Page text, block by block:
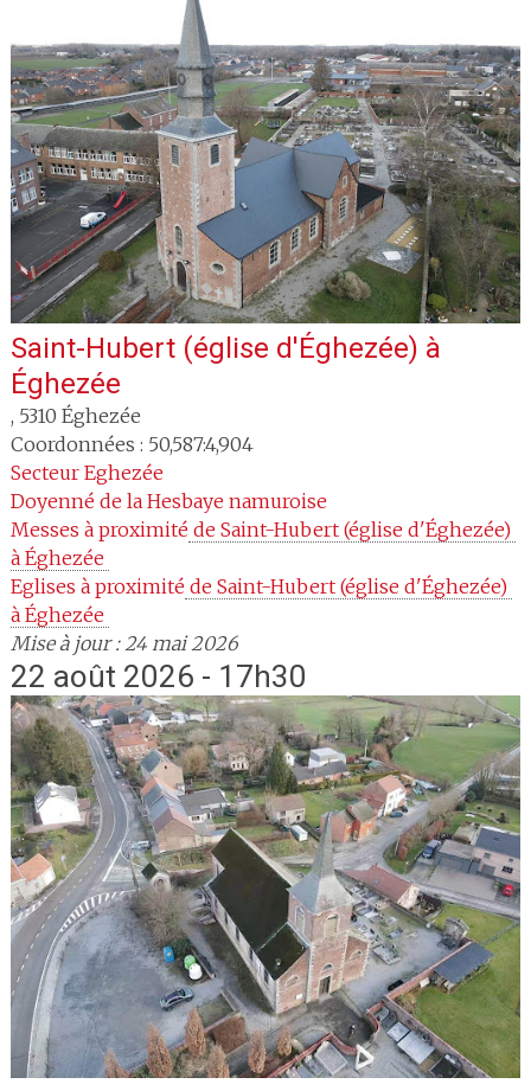
Saint-Hubert (église d'Éghezée) à
Éghezée
, 5310 Éghezée
Coordonnées : 50,587:4,904
Secteur Eghezée
Doyenné de la Hesbaye namuroise
Messes à proximité de Saint-Hubert (église d'Éghezée)
à Éghezée
Eglises à proximité de Saint-Hubert (église d'Éghezée)
à Éghezée
Mise à jour : 24 mai 2026
22 août 2026 - 17h30